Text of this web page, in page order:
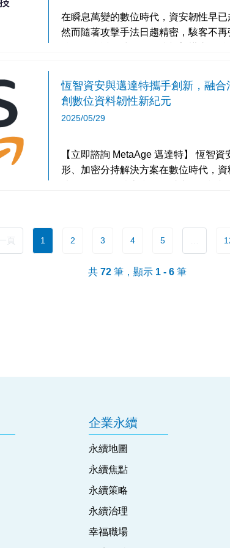
在瞬息萬變的數位時代，資安韌性早
然而隨著攻擊手法日趨精密，駭客不
恆智資安與邁達特攜手創新，融
創數位資料韌性新紀元
2025/05/29
【立即諮詢 MetaAge 邁達特】 恆智資安與 MetaAge 邁達特數位推動先進資料碎
形、加密分持解決方案在數位時代，
頁 1 2 3 4 5
共 72筆，顯示 1 - 6筆
企業永續
永續地圖
永續焦點
永續策略
永續治理
幸福職場